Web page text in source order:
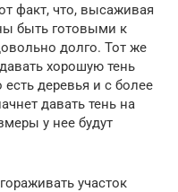
факт, что, высаживая
быть готовыми к
долго. Тот же
хорошую тень
деревья и с более
давать тень на
у нее будут
участок